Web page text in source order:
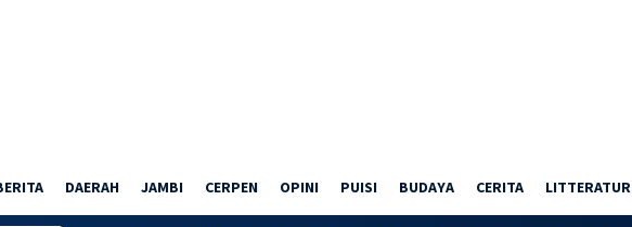
DAERAH JAMBI CERPEN OPINI PUISI BUDAYA CERITA LITTERATUR